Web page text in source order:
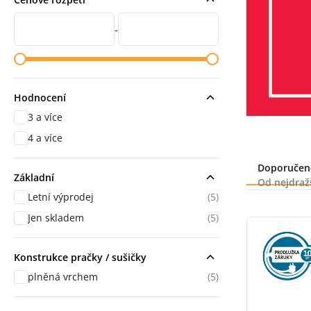
Řazení
Od
Cena od
-
Cena do
Hodnocení
hodnocení
3 a více
hodnocení
4 a více
Základní
Letní výprodej
(5)
Jen skladem
(5)
Konstrukce pračky / sušičky
plněná vrchem
(5)